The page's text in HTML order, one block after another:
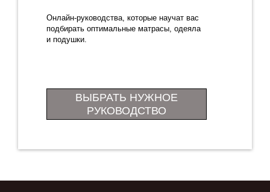
Онлайн-руководства, которые научат вас
подбирать оптимальные матрасы, одеяла
и подушки.
ВЫБРАТЬ НУЖНОЕ
РУКОВОДСТВО